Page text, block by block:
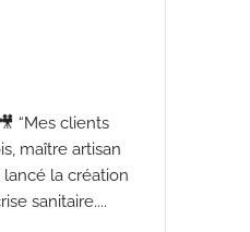
“Mes clients
maître artisan
la création
sanitaire....